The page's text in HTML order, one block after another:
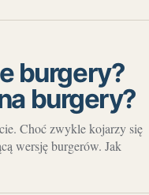
burgery?
burgery?
Choć zwykle kojarzy się
wersję burgerów. Jak